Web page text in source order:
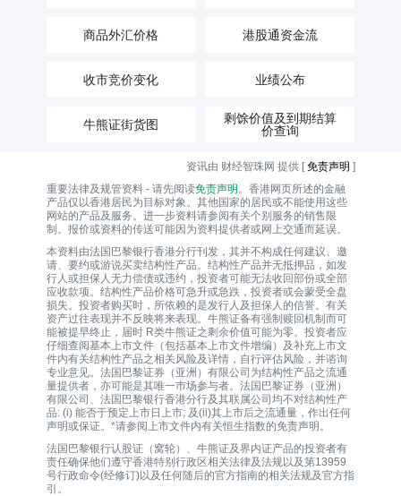
商品外汇价格 港股通资金流
收市竞价变化 业绩公布
牛熊证街货图
剩馀价值及到期结算
价查询
资讯由 财经智珠网 提供 [免责声明 ]
重要法律及规管资料 - 请先阅读免责声明 。香港网页所述的金融
产品仅以香港居民为目标对象。其他国家的居民或不能使用这些
网站的产品及服务。进一步资料请参阅有关个别服务的销售限
制。报价或资料的传送可能因为资料提供者或网上交通而延误。
本资料由法国巴黎银行香港分行刊发，其并不构成任何建议、邀
请、要约或游说买卖结构性产品。结构性产品并无抵押品，如发
行人或担保人无力偿债或违约，投资者可能无法收回部份或全部
应收款项。结构性产品价格可急升或急跌，投资者或会蒙受全盘
损失。投资者购买时，所依赖的是发行人及担保人的信誉。有关
资产过往表现并不反映将来表现。牛熊证备有强制赎回机制而可
能被提早终止，届时 R类牛熊证之剩余价值可能为零。投资者应
仔细查阅基本上市文件（包括基本上市文件增编）及补充上市文
件内有关结构性产品之相关风险及详情，自行评估风险，并谘询
专业意见。法国巴黎证券（亚洲）有限公司为结构性产品之流通
量提供者，亦可能是其唯一巿场参与者。法国巴黎证券（亚洲）
有限公司、法国巴黎银行香港分行及其联属公司均不对结构性产
品: (i) 能否于预定上市日上市; 及(ii)其上市后之流通量，作出任何
声明或保证。*请参阅上市文件内有关恒生指数的免责声明。
法国巴黎银行认股证（窝轮）、牛熊证及界内证产品的投资者有
责任确保他们遵守香港特别行政区相关法律及法规以及第13959
号行政命令(经修订)以及任何随后的官方指南的相关法规及官方指
引。